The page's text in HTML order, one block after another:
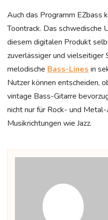
Auch das Programm EZbass
Toontrack. Das schwedische
diesem digitalen Produkt
zuverlässiger und vielseitiger
melodische Bass-Lines in
Nutzer können entscheiden,
vintage Bass-Gitarre
nicht nur für Rock- und
Musikrichtungen wie Jazz.